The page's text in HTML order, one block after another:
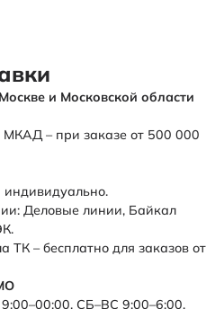
и Московской области
МКАД – при заказе от 500 000
индивидуально.
Деловые линии, Байкал
ТК – бесплатно для заказов от
СБ–ВС 9:00–6:00.